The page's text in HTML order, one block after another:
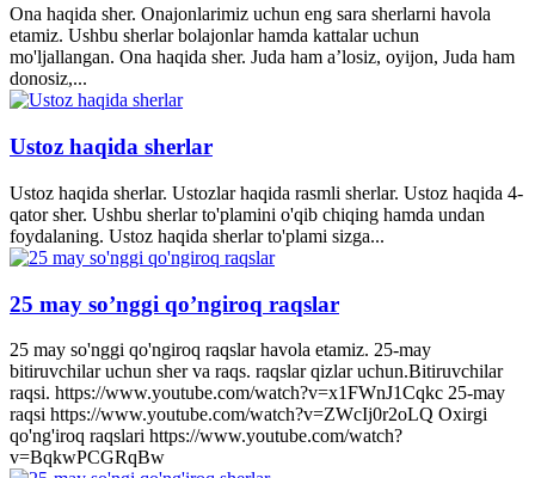
Ona haqida sher. Onajonlarimiz uchun eng sara sherlarni havola
etamiz. Ushbu sherlar bolajonlar hamda kattalar uchun
mo'ljallangan. Ona haqida sher. Juda ham a’losiz, oyijon, Juda ham
donosiz,...
Ustoz haqida sherlar
Ustoz haqida sherlar. Ustozlar haqida rasmli sherlar. Ustoz haqida 4-
qator sher. Ushbu sherlar to'plamini o'qib chiqing hamda undan
foydalaning. Ustoz haqida sherlar to'plami sizga...
25 may so’nggi qo’ngiroq raqslar
25 may so'nggi qo'ngiroq raqslar havola etamiz. 25-may
bitiruvchilar uchun sher va raqs. raqslar qizlar uchun.Bitiruvchilar
raqsi. https://www.youtube.com/watch?v=x1FWnJ1Cqkc 25-may
raqsi https://www.youtube.com/watch?v=ZWcIj0r2oLQ Oxirgi
qo'ng'iroq raqslari https://www.youtube.com/watch?
v=BqkwPCGRqBw